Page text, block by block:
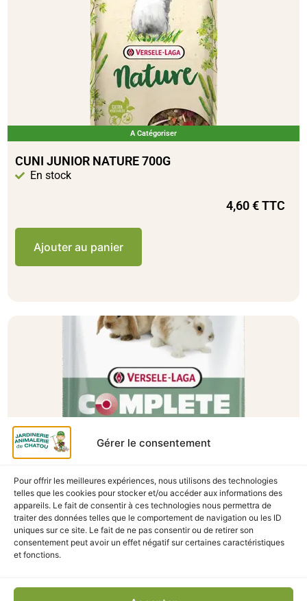
Gérer le consentement
Pour offrir les meilleures expériences, nous utilisons des technologies
telles que les cookies pour stocker et/ou accéder aux informations des
appareils. Le fait de consentir à ces technologies nous permettra de
traiter des données telles que le comportement de navigation ou les ID
uniques sur ce site. Le fait de ne pas consentir ou de retirer son
consentement peut avoir un effet négatif sur certaines caractéristiques
et fonctions.
A Catégoriser
CUNI JUNIOR NATURE 700G
En stock
4,60€TTC
Ajouter au panier
A Catégoriser
CUNI COMPLETE JUNIOR 1.75KG
En stock